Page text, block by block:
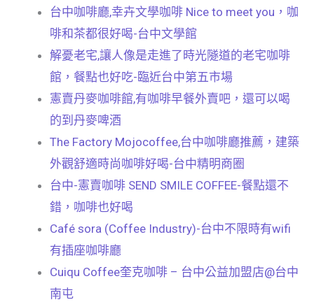
台中咖啡廳,幸卉文學咖啡 Nice to meet you，咖
啡和茶都很好喝-台中文學館
解憂老宅,讓人像是走進了時光隧道的老宅咖啡
館，餐點也好吃-臨近台中第五市場
憲賣丹麥咖啡館,有咖啡早餐外賣吧，還可以喝
的到丹麥啤酒
The Factory Mojocoffee,台中咖啡廳推薦，建築
外觀舒適時尚咖啡好喝-台中精明商圈
台中-憲賣咖啡 SEND SMILE COFFEE-餐點還不
錯，咖啡也好喝
Café sora (Coffee Industry)-台中不限時有wifi
有插座咖啡廳
Cuiqu Coffee奎克咖啡 – 台中公益加盟店@台中
南屯